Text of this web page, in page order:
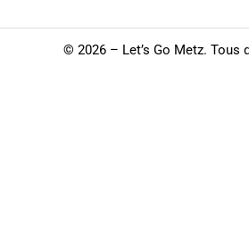
© 2026 – Let’s Go Metz. Tous